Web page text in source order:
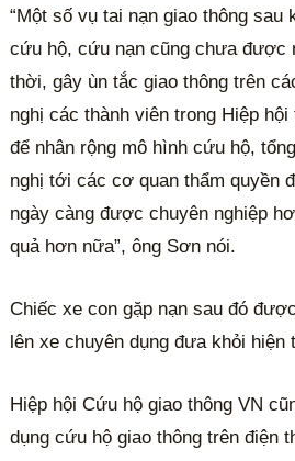
“Một số vụ tai nạn giao thông sau
cứu hộ, cứu nạn cũng chưa được
thời, gây ùn tắc giao thông trên
nghị các thành viên trong Hiệp
để nhân rộng mô hình cứu hộ,
nghị tới các cơ quan thẩm quyền
ngày càng được chuyên nghiệp
quả hơn nữa”, ông Sơn nói.
Chiếc xe con gặp nạn sau đó
lên xe chuyên dụng đưa khỏi hiện
Hiệp hội Cứu hộ giao thông VN
dụng cứu hộ giao thông trên điện